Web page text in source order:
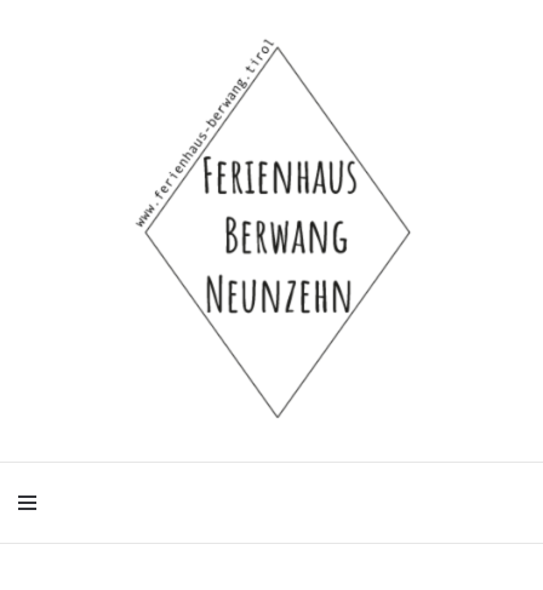
Ferienhaus
Berwang Neunzehn